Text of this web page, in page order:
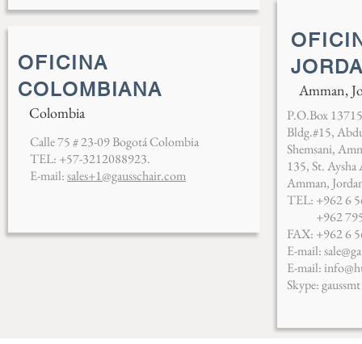
OFICINA
COLOMBIANA
Colombia
Calle 75 # 23-09 Bogotá Colombia
TEL: +57-3212088923.
E-mail:sales+1@gausschair.com
Amman,
P.O.Box
Bldg.#15,
Shemsani,
135, St.
Amman,
TEL: +962 6
+962
FAX: +962 6
E-mail:
E-mail:
Skype: